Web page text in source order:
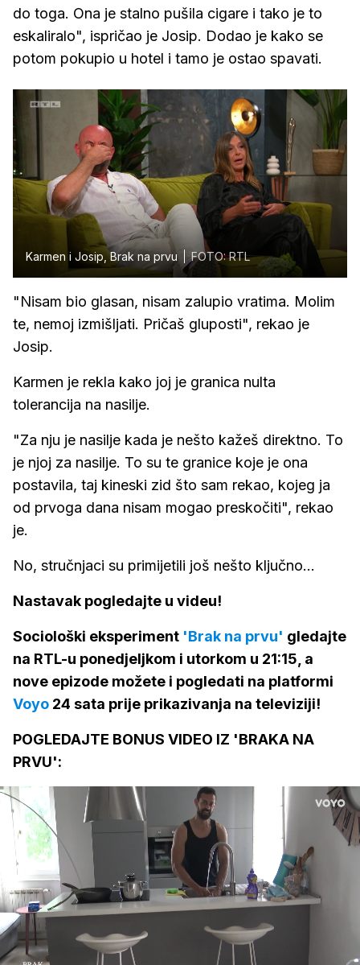
do toga. Ona je stalno pušila cigare i tako je to
eskaliralo", ispričao je Josip. Dodao je kako se
potom pokupio u hotel i tamo je ostao spavati.
Karmen i Josip, Brak na prvu FOTO: RTL
"Nisam bio glasan, nisam zalupio vratima. Molim
te, nemoj izmišljati. Pričaš gluposti", rekao je
Josip.
Karmen je rekla kako joj je granica nulta
tolerancija na nasilje.
"Za nju je nasilje kada je nešto kažeš direktno. To
je njoj za nasilje. To su te granice koje je ona
postavila, taj kineski zid što sam rekao, kojeg ja
od prvoga dana nisam mogao preskočiti", rekao
je.
No, stručnjaci su primijetili još nešto ključno...
Nastavak pogledajte u videu!
Sociološki eksperiment 'Brak na prvu' gledajte
na RTL-u ponedjeljkom i utorkom u 21:15, a
nove epizode možete i pogledati na platformi
Voyo 24 sata prije prikazivanja na televiziji!
POGLEDAJTE BONUS VIDEO IZ 'BRAKA NA
PRVU':
Loaded